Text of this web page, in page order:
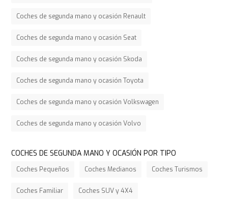
Coches de segunda mano y ocasión Renault
Coches de segunda mano y ocasión Seat
Coches de segunda mano y ocasión Skoda
Coches de segunda mano y ocasión Toyota
Coches de segunda mano y ocasión Volkswagen
Coches de segunda mano y ocasión Volvo
COCHES DE SEGUNDA MANO Y OCASIÓN POR TIPO
Coches Pequeños Coches Medianos Coches Turismos
Coches Familiar Coches SUV y 4X4